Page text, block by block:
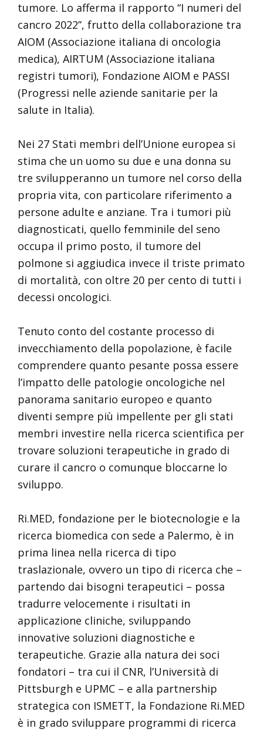
tumore. Lo afferma il rapporto “I numeri del
cancro 2022”, frutto della collaborazione tra
AIOM (Associazione italiana di oncologia
medica), AIRTUM (Associazione italiana
registri tumori), Fondazione AIOM e PASSI
(Progressi nelle aziende sanitarie per la
salute in Italia).
Nei 27 Stati membri dell’Unione europea si
stima che un uomo su due e una donna su
tre svilupperanno un tumore nel corso della
propria vita, con particolare riferimento a
persone adulte e anziane. Tra i tumori più
diagnosticati, quello femminile del seno
occupa il primo posto, il tumore del
polmone si aggiudica invece il triste primato
di mortalità, con oltre 20 per cento di tutti i
decessi oncologici.
Tenuto conto del costante processo di
invecchiamento della popolazione, è facile
comprendere quanto pesante possa essere
l’impatto delle patologie oncologiche nel
panorama sanitario europeo e quanto
diventi sempre più impellente per gli stati
membri investire nella ricerca scientifica per
trovare soluzioni terapeutiche in grado di
curare il cancro o comunque bloccarne lo
sviluppo.
Ri.MED, fondazione per le biotecnologie e la
ricerca biomedica con sede a Palermo, è in
prima linea nella ricerca di tipo
traslazionale, ovvero un tipo di ricerca che –
partendo dai bisogni terapeutici – possa
tradurre velocemente i risultati in
applicazione cliniche, sviluppando
innovative soluzioni diagnostiche e
terapeutiche. Grazie alla natura dei soci
fondatori – tra cui il CNR, l’Università di
Pittsburgh e UPMC – e alla partnership
strategica con ISMETT, la Fondazione Ri.MED
è in grado sviluppare programmi di ricerca